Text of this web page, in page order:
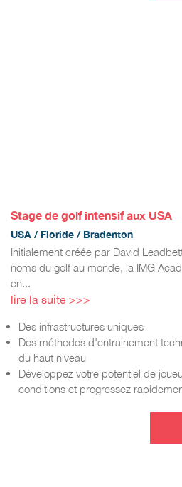
Stage de golf intensif aux USA
USA / Floride / Bradenton
Initialement créée par David
noms du golf au monde, la IMG
en...
lire la suite >>>
Des infrastructures uniques
Des méthodes d'entrainement
du haut niveau
Développez votre potentiel de
conditions et progressez